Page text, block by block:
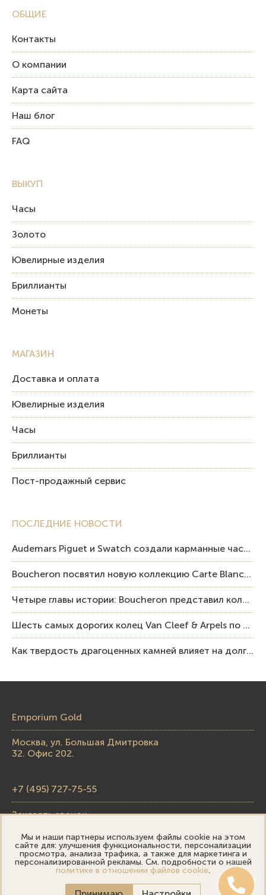
ОБЩИЕ
Контакты
О компании
Карта сайта
Наш блог
FAQ
ВЫКУП
Часы
Золото
Ювелирные изделия
Бриллианты
Монеты
ПОСЛЕДНИЕ НОВОСТИ
Audemars Piguet и Swatch создали карманные часы в эстетике Royal Oak и Pop Art
Boucheron посвятил новую коллекцию Carte Blanche Human Being человеку и силе мастерства
Четыре главы истории: Boucheron представил коллекцию «Nom: Boucheron, Prénom: Frédéric»
Шесть самых дорогих колец Van Cleef & Arpels по итогам аукционов Sotheby’s
Как твердость драгоценных камней влияет на долговечность ювелирных изделий
МАГАЗИН
Доставка и оплата
Ювелирные изделия
Часы
Бриллианты
Пост-продажный сервис
Emporium Gold
Москва, ул. Большая Дмитровка
32. Офис 202.
+7 (495) 727-75-55
Заказать звонок
skupka@emporiumgold.com
sale@emporiumgold.com
Режим работы:
Мы и наши партнеры используем файлы cookie на этом
сайте для: улучшения функциональности, персонализации
просмотра, анализа трафика, а также для маркетинга и
персонализированной рекламы. См. подробности о нашей
политике в отношении файлов cookie.